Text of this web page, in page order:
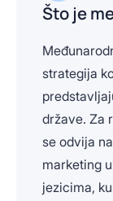
Što je
strategija
države. Za
se odvija
marketing
jezicima,